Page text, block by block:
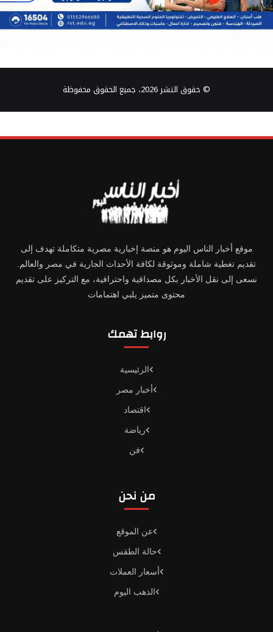
© حقوق النشر 2026، جميع الحقوق محفوظة
موقع أخبار الناس اليوم هو منصة إخبارية مصرية متكاملة تهدف إلى
تقديم تغطية شاملة وموثوقة لكافة الأحداث الجارية في مصر والعالم.
نسعى إلى نقل الأخبار بكل مصداقية واحترافية، مع التركيز على تقديم
محتوى متميز يلبي اهتمامات
روابط تهمك
الرئيسية
أخبار مصر
اقتصاد
رياضة
فن
من نحن
عن الموقع
حالة الطقس
أسعار العملات
الذهب اليوم